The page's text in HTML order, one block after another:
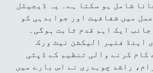
شامل ہو سکتا ہے۔ یہ ڈیجیٹل
میں شفافیت اور جوابدہی کو
ایک اہم قدم ثابت ہوگی۔
اینڈ فئیر الیکشن نیٹ ورک
کام کرنے والی تنظیم کے ڈپٹی
راشد چوہدری نے اس بارے میں